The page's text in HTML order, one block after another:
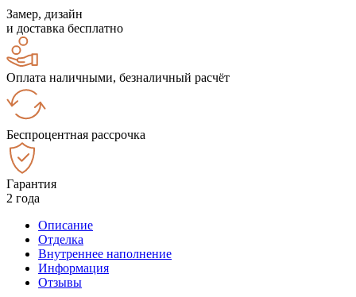
Замер, дизайн
и доставка бесплатно
Оплата наличными, безналичный расчёт
Беспроцентная рассрочка
Гарантия
2 года
Описание
Отделка
Внутреннее наполнение
Информация
Отзывы